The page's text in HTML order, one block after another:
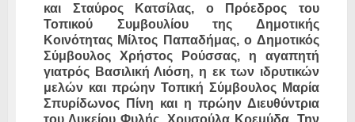
και Σταύρος Κατσίλας, ο Πρόεδρος του
Τοπικού Συμβουλίου της Δημοτικής
Κοινότητας Μίλτος Παπαδήμας, ο Δημοτικός
Σύμβουλος Χρήστος Ρούσσας, η αγαπητή
γιατρός Βασιλική Λιόση, η εκ των ιδρυτικών
μελών και πρώην Τοπική Σύμβουλος Μαρία
Σπυρίδωνος Πίνη και η πρώην Διευθύντρια
του Λυκείου Φυλής, Χρυσούλα Κρεμύδα. Την